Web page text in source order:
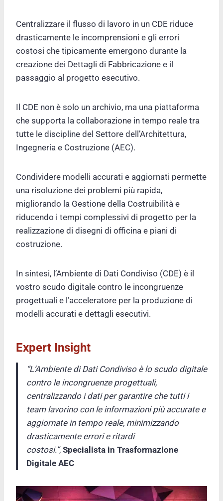
Centralizzare il flusso di lavoro in un CDE riduce
drasticamente le incomprensioni e gli errori
costosi che tipicamente emergono durante la
creazione dei Dettagli di Fabbricazione e il
passaggio al progetto esecutivo.
Il CDE non è solo un archivio, ma una piattaforma
che supporta la collaborazione in tempo reale tra
tutte le discipline del Settore dell’Architettura,
Ingegneria e Costruzione (AEC).
Condividere modelli accurati e aggiornati permette
una risoluzione dei problemi più rapida,
migliorando la Gestione della Costruibilità e
riducendo i tempi complessivi di progetto per la
realizzazione di disegni di officina e piani di
costruzione.
In sintesi, l’Ambiente di Dati Condiviso (CDE) è il
vostro scudo digitale contro le incongruenze
progettuali e l’acceleratore per la produzione di
modelli accurati e dettagli esecutivi.
Expert Insight
“L’Ambiente di Dati Condiviso è lo scudo digitale
contro le incongruenze progettuali,
centralizzando i dati per garantire che tutti i
team lavorino con le informazioni più accurate e
aggiornate in tempo reale, minimizzando
drasticamente errori e ritardi
costosi.”, Specialista in Trasformazione
Digitale AEC